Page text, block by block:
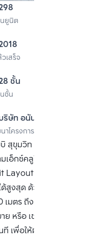
ยูนิต
เสร็จ
ชั้น
ชั้น
ริษัท อนันดา ดี
วลลอปเมนท์ จำกัด
หาชน)
โครงการ
ขุมวิท 66) คอนโด
อ็กซ์คลูซีฟด้วย
ที่กว้างขวาง
งสุด ด้วยหน้ากว้าง
มตร ถึงรถไฟฟ้า BTS
หรือ เช่าคอนโด
เพื่อให้ผู้เชี่ยวชาญ